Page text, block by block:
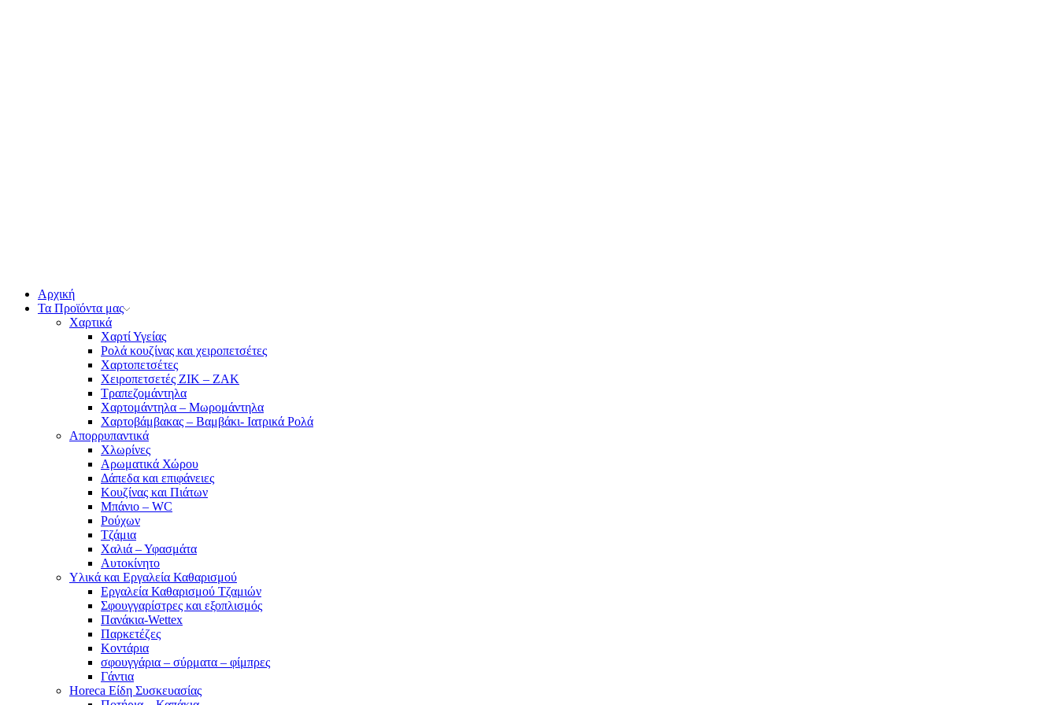
Αρχική
Τα Προϊόντα μας
Χαρτικά
Χαρτί Υγείας
Ρολά κουζίνας και χειροπετσέτες
Χαρτοπετσέτες
Χειροπετσετές ΖΙΚ – ΖΑΚ
Τραπεζομάντηλα
Χαρτομάντηλα – Μωρομάντηλα
Χαρτοβάμβακας – Βαμβάκι- Ιατρικά Ρολά
Απορρυπαντικά
Χλωρίνες
Αρωματικά Χώρου
Δάπεδα και επιφάνειες
Κουζίνας και Πιάτων
Μπάνιο – WC
Ρούχων
Τζάμια
Χαλιά – Υφασμάτα
Αυτοκίνητο
Υλικά και Εργαλεία Καθαρισμού
Εργαλεία Καθαρισμού Τζαμιών
Σφουγγαρίστρες και εξοπλισμός
Πανάκια-Wettex
Παρκετέζες
Κοντάρια
σφουγγάρια – σύρματα – φίμπρες
Γάντια
Horeca Είδη Συσκευασίας